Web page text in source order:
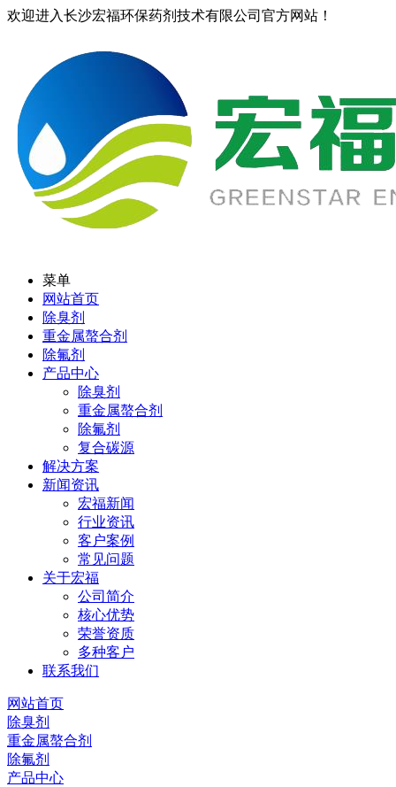
欢迎进入长沙宏福环保药剂技术有限公司官方网站！
菜单
网站首页
除臭剂
重金属螯合剂
除氟剂
产品中心
除臭剂
重金属螯合剂
除氟剂
复合碳源
解决方案
新闻资讯
宏福新闻
行业资讯
客户案例
常见问题
关于宏福
公司简介
核心优势
荣誉资质
多种客户
联系我们
网站首页
除臭剂
重金属螯合剂
除氟剂
产品中心